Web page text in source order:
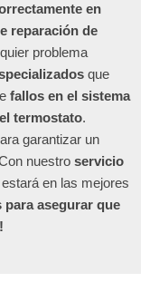
en
reparación de
problema
que
fallos en el sistema
termostato.
garantizar un
nuestro servicio
en las mejores
para asegurar que